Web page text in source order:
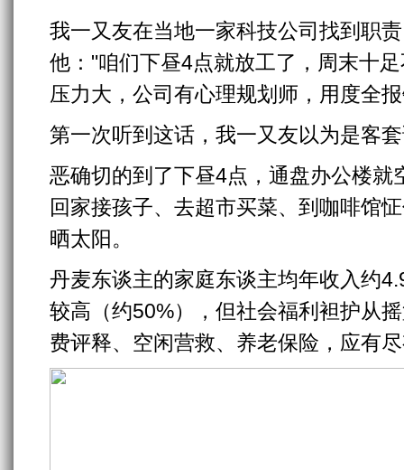
我一又友在当地一家科技公司找到职
他："咱们下昼4点就放工了，周末十
压力大，公司有心理规划师，用度全
第一次听到这话，我一又友以为是客
恶确切的到了下昼4点，通盘办公楼就
回家接孩子、去超市买菜、到咖啡馆
晒太阳。
丹麦东谈主的家庭东谈主均年收入约
较高（约50%），但社会福利袒护从
费评释、空闲营救、养老保险，应有